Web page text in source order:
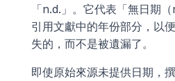
「n.d.」。它代表「無日期
引用文獻中的年份部分，以
失的，而不是被遺漏了。
即使原始來源未提供日期，